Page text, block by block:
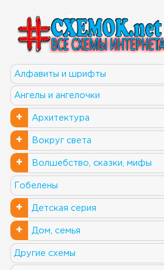
Алфавиты и шрифты
Ангелы и ангелочки
+ Архитектура
+ Вокруг света
+ Волшебство, сказки, мифы
Гобелены
+ Детская серия
+ Дом, семья
Другие схемы